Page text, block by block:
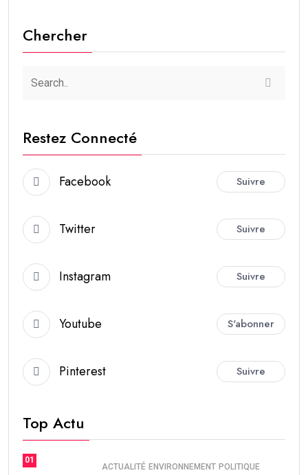
Chercher
Restez Connecté
Facebook Suivre
Twitter Suivre
Instagram Suivre
Youtube S'abonner
Pinterest Suivre
Top Actu
01
ACTUALITÉ ENVIRONNEMENT POLITIQUE